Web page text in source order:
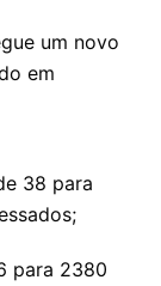
um novo
em
38 para
para 2380